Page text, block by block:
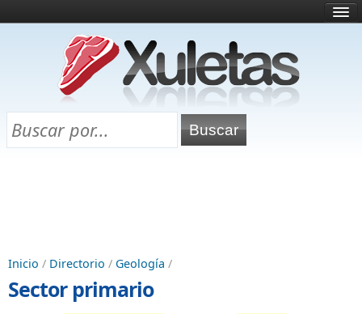
¿Qué es esto?
Directorio
Chuletas para exámenes
Inicio / Directorio / Geología /
Sector primario